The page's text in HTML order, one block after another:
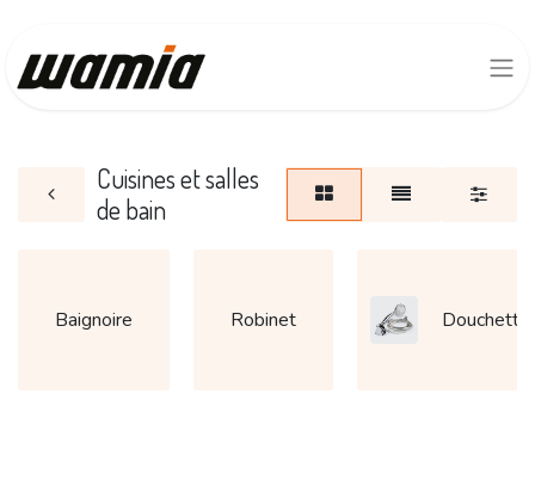
Cuisines et salles
de bain
Baignoire Robinet Douchette